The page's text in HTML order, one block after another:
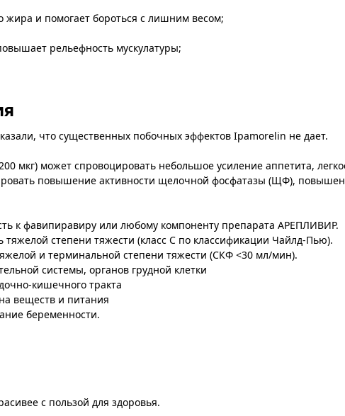
жира и помогает бороться с лишним весом;
рельефность мускулатуры;
что существенных побочных эффектов Ipamorelin не дает.
мкг) может спровоцировать небольшое усиление аппетита,
повышение активности щелочной фосфатазы (ЩФ),
к фавипиравиру или любому компоненту препарата АРЕПЛИВИР.
тяжелой степени тяжести (класс С по классификации Чайлд-Пью).
и терминальной степени тяжести (СКФ <30 мл/мин).
системы, органов грудной клетки
кишечного тракта
веществ и питания
беременности.
с пользой для здоровья.